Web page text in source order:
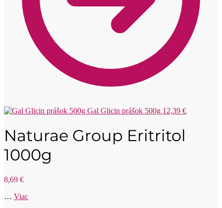
Gal Glicin prášok 500g 12,39 €
Naturae Group Eritritol
1000g
8,69 €
… Viac